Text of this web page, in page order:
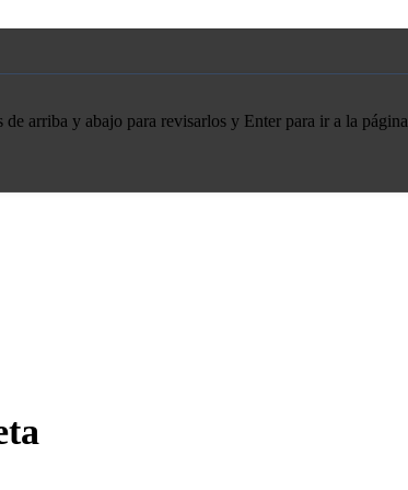
arriba y abajo para revisarlos y Enter para ir a la página